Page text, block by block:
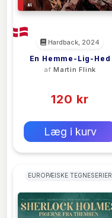
Hardback, 2024
En Hemme-Lig-Hed
afMartin Flink
120 kr
Læg i kurv
EUROPÆISKE TEGNESERIER